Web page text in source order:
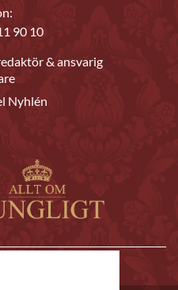
90 10
& ansvarig
Nyhlén